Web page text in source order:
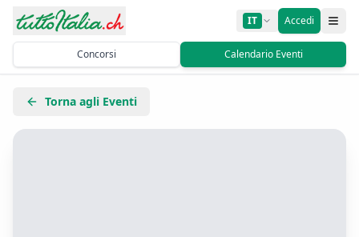
IT Accedi
Concorsi Calendario Eventi
Torna agli Eventi